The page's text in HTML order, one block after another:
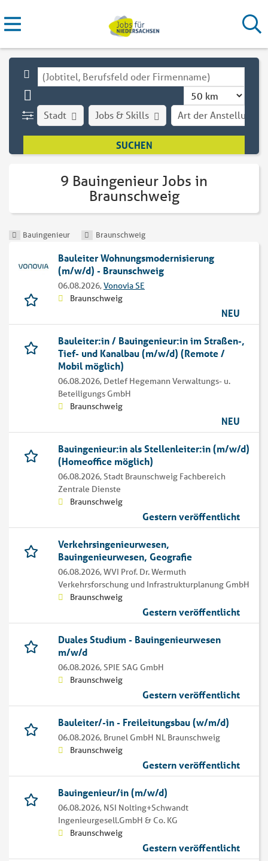
Stadt Art der Anstellung
Jobs & Skills
9 Bauingenieur Jobs in
Braunschweig
Bauingenieur Braunschweig
Bauleiter Wohnungsmodernisierung
(m/w/d) - Braunschweig
06.08.2026,Vonovia SE
Braunschweig
NEU
Bauleiter:in / Bauingenieur:in im Straßen-,
Tief- und Kanalbau (m/w/d) (Remote /
Mobil möglich)
06.08.2026, Detlef Hegemann Verwaltungs- u.
Beteiligungs GmbH
Braunschweig
NEU
Bauingenieur:in als Stellenleiter:in (m/w/d)
(Homeoffice möglich)
06.08.2026,Stadt Braunschweig Fachbereich
Zentrale Dienste
Braunschweig
Gestern veröffentlicht
Verkehrsingenieurwesen,
Bauingenieurwesen, Geografie
06.08.2026,WVI Prof. Dr. Wermuth
Verkehrsforschung und Infrastrukturplanung GmbH
Braunschweig
Gestern veröffentlicht
Duales Studium - Bauingenieurwesen
m/w/d
06.08.2026,SPIE SAG GmbH
Braunschweig
Gestern veröffentlicht
Bauleiter/-in - Freileitungsbau (w/m/d)
06.08.2026, Brunel GmbH NL Braunschweig
Braunschweig
Gestern veröffentlicht
Bauingenieur/in (m/w/d)
06.08.2026, NSI Nolting+Schwandt
Ingenieurgesell.GmbH & Co. KG
Braunschweig
Gestern veröffentlicht